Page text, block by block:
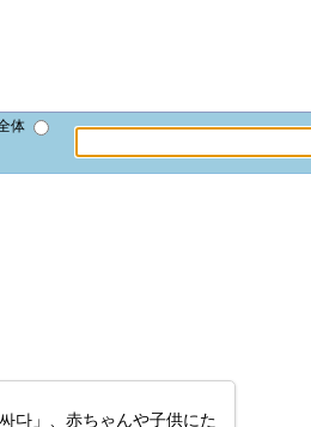
体
다」、赤ちゃんや子供にた